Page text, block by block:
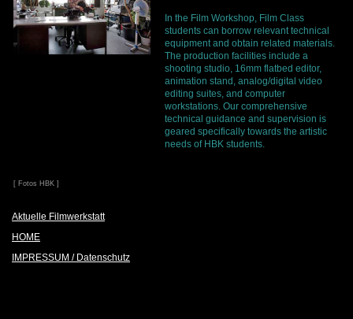
In the Film Workshop, Film Class
students can borrow relevant technical
equipment and obtain related materials.
The production facilities include a
shooting studio, 16mm flatbed editor,
animation stand, analog/digital video
editing suites, and computer
workstations. Our comprehensive
technical guidance and supervision is
geared specifically towards the artistic
needs of HBK students.
[ Fotos HBK ]
Aktuelle Filmwerkstatt
HOME
IMPRESSUM / Datenschutz